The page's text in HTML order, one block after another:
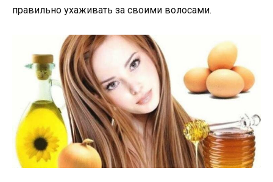
правильно ухаживать за своими волосами.